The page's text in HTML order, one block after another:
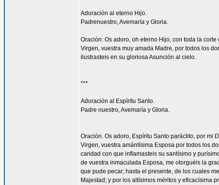
Adoración al eterno Hijo.
Padrenuestro, Avemaría y Gloria.
Oración: Os adoro, oh eterno Hijo, con toda la
Virgen, vuestra muy amada Madre, por todos los
ilustrasteis en su gloriosa Asunción al cielo.
***
Adoración al Espíritu Santo.
Padre nuestro, Avemaría y Gloria.
Oración. Os adoro, Espíritu Santo paráclito, por mi
Virgen, vuestra amántísima Esposa por todos los
caridad con que inflamasteis su santísimo y
de vuestra inmaculada Esposa, me otorguéis la
que pude pecar; hasta el presente, de los cuales
Majestad; y por los altísimos méritos y eficacísima